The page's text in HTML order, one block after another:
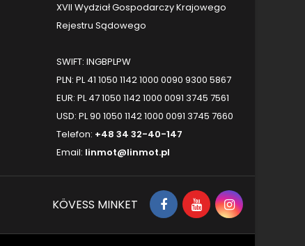
XVII Wydział Gospodarczy Krajowego
Rejestru Sądowego
SWIFT: INGBPLPW
PLN: PL 41 1050 1142 1000 0090 9300 5867
EUR: PL 47 1050 1142 1000 0091 3745 7561
USD: PL 90 1050 1142 1000 0091 3745 7660
Telefon: +48 34 32-40-147
Email: linmot@linmot.pl
KÖVESS MINKET